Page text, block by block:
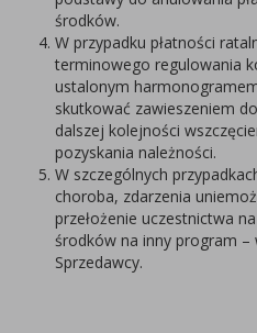
środków.
W przypadku płatności
terminowego regulowania
ustalonym
skutkować zawieszeniem
dalszej kolejności
pozyskania należności.
W szczególnych
choroba, zdarzenia
przełożenie uczestnictwa
środków na inny program –
Sprzedawcy.